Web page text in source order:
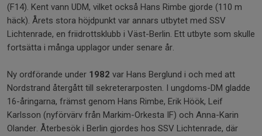
(F14). Kent vann UDM, vilket också Hans Rimbe gjorde (110 m
häck). Årets stora höjdpunkt var annars utbytet med SSV
Lichtenrade, en friidrottsklubb i Väst-Berlin. Ett utbyte som skulle
fortsätta i många upplagor under senare år.
Ny ordförande under 1982 var Hans Berglund i och med att
Nordstrand återgått till sekreterarposten. I ungdoms-DM gladde
16-åringarna, främst genom Hans Rimbe, Erik Höök, Leif
Karlsson (nyförvärv från Markim-Orkesta IF) och Anna-Karin
Olander. Återbesök i Berlin gjordes hos SSV Lichtenrade, där